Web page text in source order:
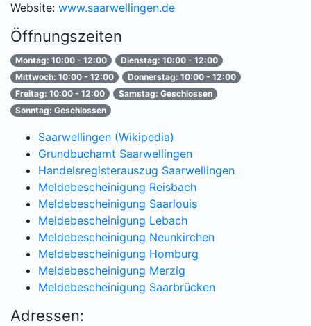
Website: www.saarwellingen.de
Öffnungszeiten
Montag: 10:00 - 12:00
Dienstag: 10:00 - 12:00
Mittwoch: 10:00 - 12:00
Donnerstag: 10:00 - 12:00
Freitag: 10:00 - 12:00
Samstag: Geschlossen
Sonntag: Geschlossen
Saarwellingen (Wikipedia)
Grundbuchamt Saarwellingen
Handelsregisterauszug Saarwellingen
Meldebescheinigung Reisbach
Meldebescheinigung Saarlouis
Meldebescheinigung Lebach
Meldebescheinigung Neunkirchen
Meldebescheinigung Homburg
Meldebescheinigung Merzig
Meldebescheinigung Saarbrücken
Adressen: